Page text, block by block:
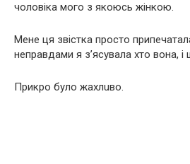
чоловіка мого з якоюсь жінкою.
Мене ця звістка просто
неправдами я з’ясувала хто вона,
Прикро було жaхлuво.